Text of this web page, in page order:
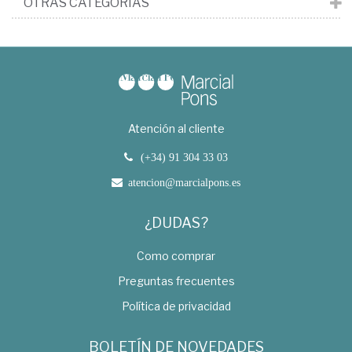
Atención al cliente
(+34) 91 304 33 03
atencion@marcialpons.es
¿DUDAS?
Como comprar
Preguntas frecuentes
Política de privacidad
BOLETÍN DE NOVEDADES